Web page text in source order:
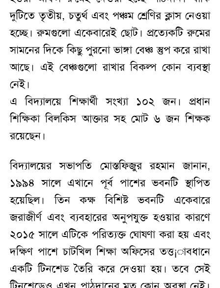
দুটিতে তৃতীয়, চতুর্থ এবং পঞ্চম শ্রেণির ক্লাস নেওয়া
হচ্ছে। রুমগুলো একেবারেই ছোট। প্রত্যেকটি রুমের
সামনের দিকে কিছু পুরনো ভাঙ্গা বেঞ্চ স্তুপ করে রাখা
আছে। এই বেঞ্চগুলো রাখার বিকল্প কোন ব্যবস্থা
নেই।
এ বিদ্যালয়ে শিক্ষার্থী সংখ্যা ১০২ জন। প্রধান
শিক্ষিকা বিলকিস আক্তার সহ মোট ৬ জন শিক্ষক
রয়েছেন।
বিদ্যালয়ের সভাপতি মোস্তফিজুর রহমান জানান,
১৯৯৪ সালে এখানে পূর্ব পাশের ভবনটি স্থাপিত
হয়েছিল। তিন কক্ষ বিশিষ্ট ভবনটি একেবারে
জরাজীর্ণ এবং ব্যবহারের অনুপযুক্ত হওয়ার কারণে
২০১৫ সালে এটিকে পরিত্যক্ত ঘোষণা করা হয় এবং
দক্ষিণ পাশে চাটখিল শিক্ষা অফিসের তত্ত¡াবধানে
একটি টিনশেড তৈরি করে দেওয়া হয়। তবে সেই